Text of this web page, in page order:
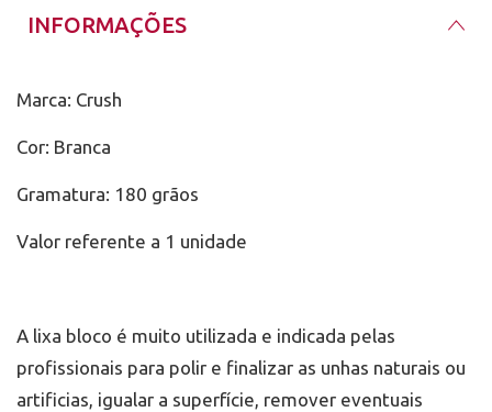
INFORMAÇÕES
Marca: Crush
Cor: Branca
Gramatura: 180 grãos
Valor referente a 1 unidade
A lixa bloco é muito utilizada e indicada pelas
profissionais para polir e finalizar as unhas naturais ou
artificias, igualar a superfície, remover eventuais